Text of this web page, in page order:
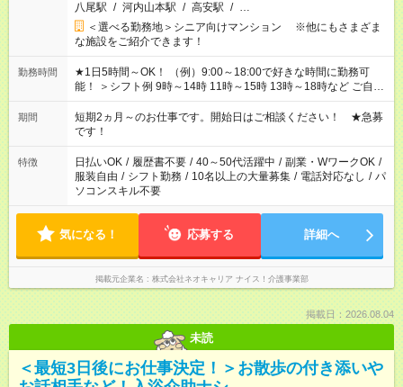
八尾駅 / 河内山本駅 / 高安駅 / …
＜選べる勤務地＞シニア向けマンション ※他にもさまざま
な施設をご紹介できます！
勤務時間
★1日5時間～OK！ （例）9:00～18:00で好きな時間に勤務可
能！ ＞シフト例 9時～14時 11時～15時 13時～18時など ご自身
のご都合に合わせて勤務時間をご相談ください！ ★家庭の都合
でお休みや時間の調整が必要な場合も遠慮なくご相談くださ
い。
期間
短期2ヵ月～のお仕事です。開始日はご相談ください！ ★急募
です！
特徴 日払いOK / 履歴書不要 / 40～50代活躍中 / 副業・WワークOK /
服装自由 / シフト勤務 / 10名以上の大量募集 / 電話対応なし / パ
ソコンスキル不要
気になる！ 応募する 詳細へ
掲載元企業名 株式会社ネオキャリア ナイス！介護事業部
掲載日：2026.08.04
未読
＜最短3日後にお仕事決定！＞お散歩の付き添いや